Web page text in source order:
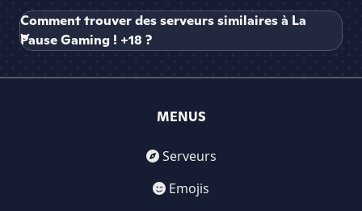
Comment trouver des serveurs similaires à La
Pause Gaming ! +18 ?
MENUS
Serveurs
Emojis